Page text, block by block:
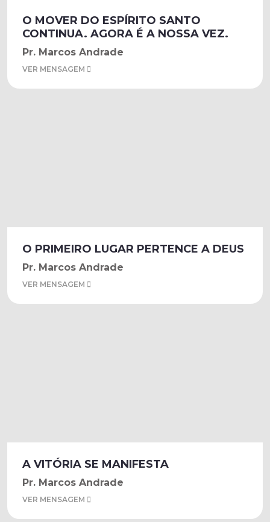
O MOVER DO ESPÍRITO SANTO
CONTINUA. AGORA É A NOSSA VEZ.
Pr. Marcos Andrade
VER MENSAGEM
O PRIMEIRO LUGAR PERTENCE A DEUS
Pr. Marcos Andrade
VER MENSAGEM
A VITÓRIA SE MANIFESTA
Pr. Marcos Andrade
VER MENSAGEM